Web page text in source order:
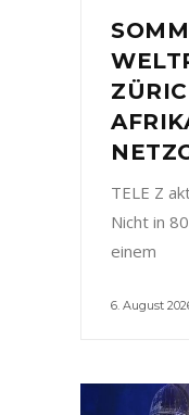
TELE Z
Nicht in
einem
6. August